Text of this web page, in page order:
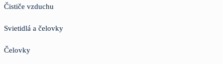
Čističe vzduchu
Svietidlá a čelovky
Čelovky